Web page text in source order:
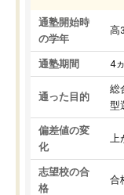
通塾開始時
の学年
高3
通塾期間 4
通った目的
総
型
偏差値の変
化
志望校の合
格
合